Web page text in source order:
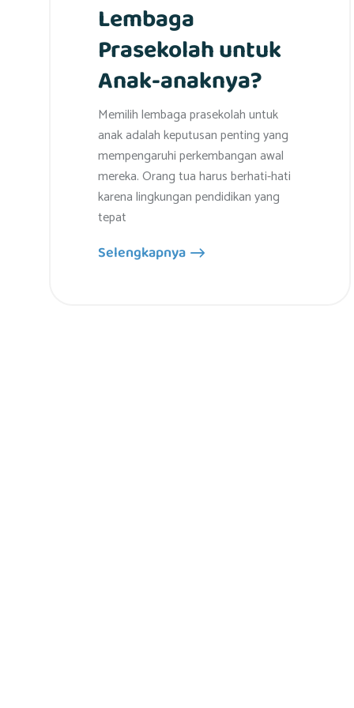
Lembaga
Prasekolah untuk
Anak-anaknya?
Memilih lembaga prasekolah untuk
anak adalah keputusan penting yang
mempengaruhi perkembangan awal
mereka. Orang tua harus berhati-hati
karena lingkungan pendidikan yang
tepat
Selengkapnya